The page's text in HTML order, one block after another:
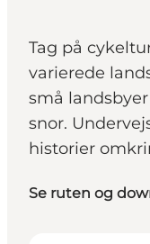
Tag på
varierede
små
snor.
historier
Se ruten og